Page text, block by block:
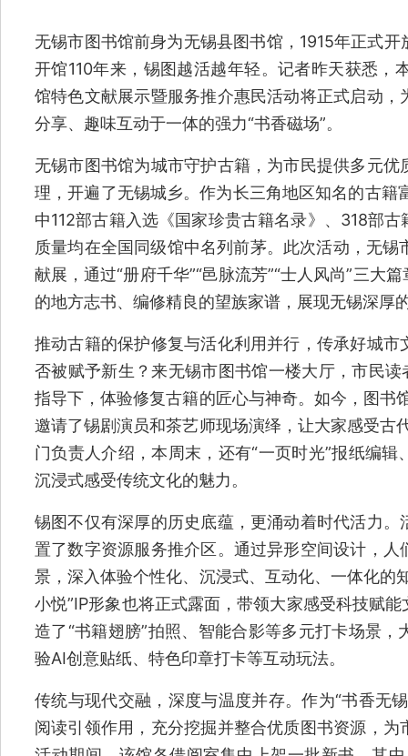
无锡市图书馆前身为无锡县图书馆，1915年正式
开馆110年来，锡图越活越年轻。记者昨天获悉，
馆特色文献展示暨服务推介惠民活动将正式启动
分享、趣味互动于一体的强力“书香磁场”。
无锡市图书馆为城市守护古籍，为市民提供多元
理，开遍了无锡城乡。作为长三角地区知名的古
中112部古籍入选《国家珍贵古籍名录》、318部
质量均在全国同级馆中名列前茅。此次活动，无锡
献展，通过“册府千华”“邑脉流芳”“士人风尚”三大
的地方志书、编修精良的望族家谱，展现无锡深厚
推动古籍的保护修复与活化利用并行，传承好城
否被赋予新生？来无锡市图书馆一楼大厅，市民
指导下，体验修复古籍的匠心与神奇。如今，图书
邀请了锡剧演员和茶艺师现场演绎，让大家感受古
门负责人介绍，本周末，还有“一页时光”报纸编
沉浸式感受传统文化的魅力。
锡图不仅有深厚的历史底蕴，更涌动着时代活力
置了数字资源服务推介区。通过异形空间设计，
景，深入体验个性化、沉浸式、互动化、一体化的
小悦”IP形象也将正式露面，带领大家感受科技赋
造了“书籍翅膀”拍照、智能合影等多元打卡场景
验AI创意贴纸、特色印章打卡等互动玩法。
传统与现代交融，深度与温度并存。作为“书香无
阅读引领作用，充分挖掘并整合优质图书资源，